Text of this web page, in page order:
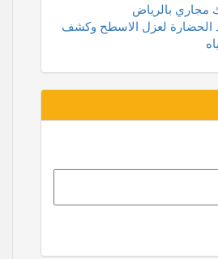
مجاري بالرياض
لعزل الاسطح وكشف